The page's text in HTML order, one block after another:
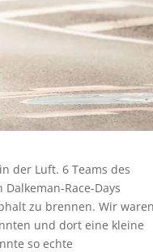
der Luft. 6 Teams des
Race-Days
zu brennen. Wir
und dort eine kleine
so echte